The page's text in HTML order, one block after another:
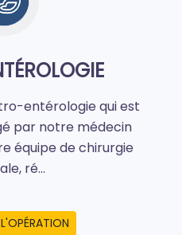
entérologie qui est
par notre médecin
équipe de chirurgie
ré...